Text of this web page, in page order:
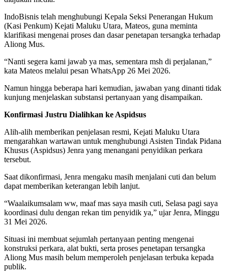
IndoBisnis telah menghubungi Kepala Seksi Penerangan Hukum
(Kasi Penkum) Kejati Maluku Utara, Mateos, guna meminta
klarifikasi mengenai proses dan dasar penetapan tersangka terhadap
Aliong Mus.
“Nanti segera kami jawab ya mas, sementara msh di perjalanan,”
kata Mateos melalui pesan WhatsApp 26 Mei 2026.
Namun hingga beberapa hari kemudian, jawaban yang dinanti tidak
kunjung menjelaskan substansi pertanyaan yang disampaikan.
Konfirmasi Justru Dialihkan ke Aspidsus
Alih-alih memberikan penjelasan resmi, Kejati Maluku Utara
mengarahkan wartawan untuk menghubungi Asisten Tindak Pidana
Khusus (Aspidsus) Jenra yang menangani penyidikan perkara
tersebut.
Saat dikonfirmasi, Jenra mengaku masih menjalani cuti dan belum
dapat memberikan keterangan lebih lanjut.
“Waalaikumsalam ww, maaf mas saya masih cuti, Selasa pagi saya
koordinasi dulu dengan rekan tim penyidik ya,” ujar Jenra, Minggu
31 Mei 2026.
Situasi ini membuat sejumlah pertanyaan penting mengenai
konstruksi perkara, alat bukti, serta proses penetapan tersangka
Aliong Mus masih belum memperoleh penjelasan terbuka kepada
publik.